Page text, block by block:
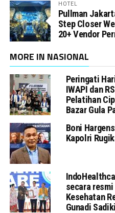
HOTEL
Pullman
Step Closer
20+ Vendor
MORE IN NASIONAL
Peringati
IWAPI dan
Pelatihan
Bazar Gula
Boni
Kapolri
secara
Kesehatan
Gunadi